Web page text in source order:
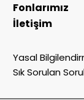
Fonlarımız
İletişim
Yasal
Sık Sorulan